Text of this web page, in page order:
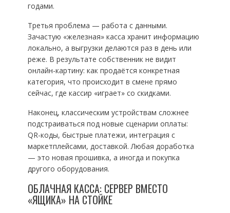
годами.
Третья проблема — работа с данными.
Зачастую «железная» касса хранит информацию
локально, а выгрузки делаются раз в день или
реже. В результате собственник не видит
онлайн-картину: как продаётся конкретная
категория, что происходит в смене прямо
сейчас, где кассир «играет» со скидками.
Наконец, классическим устройствам сложнее
подстраиваться под новые сценарии оплаты:
QR-коды, быстрые платежи, интеграция с
маркетплейсами, доставкой. Любая доработка
— это новая прошивка, а иногда и покупка
другого оборудования.
ОБЛАЧНАЯ КАССА: СЕРВЕР ВМЕСТО
«ЯЩИКА» НА СТОЙКЕ